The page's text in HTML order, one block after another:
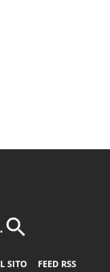
SITO
FEED RSS